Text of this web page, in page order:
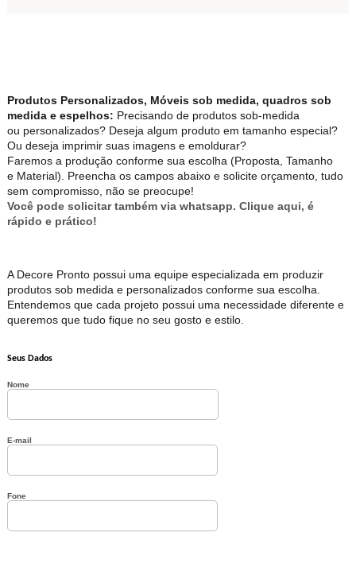
Produtos Personalizados, Móveis sob medida, quadros sob
medida e espelhos: Precisando de produtos sob-medida
ou personalizados? Deseja algum produto em tamanho especial?
Ou deseja imprimir suas imagens e emoldurar?
Faremos a produção conforme sua escolha (Proposta, Tamanho
e Material). Preencha os campos abaixo e solicite orçamento, tudo
sem compromisso, não se preocupe!
Você pode solicitar também via whatsapp. Clique aqui, é
rápido e prático!
A Decore Pronto possui uma equipe especializada em produzir
produtos sob medida e personalizados conforme sua escolha.
Entendemos que cada projeto possui uma necessidade diferente e
queremos que tudo fique no seu gosto e estilo.
Seus Dados
Nome
E-mail
Fone